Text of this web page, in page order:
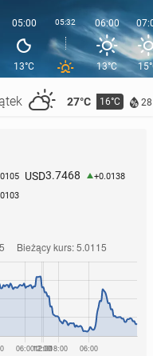
27°C 16°C 28
05:00
13°C
05:32 06:00
13°C
USD3.7468 +0.0138